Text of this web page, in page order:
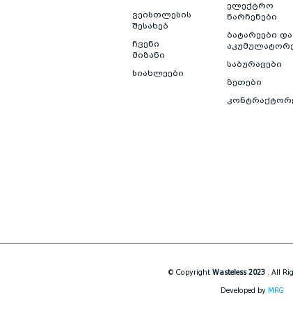
ვეისთლესის
შესახებ
ჩვენი
მიზანი
სიახლეები
ელექტრო
ნარჩენები
ბატარეები და
საბურავები
ზეთები
© Copyright Wasteless 2023
. All
Developed by MRG